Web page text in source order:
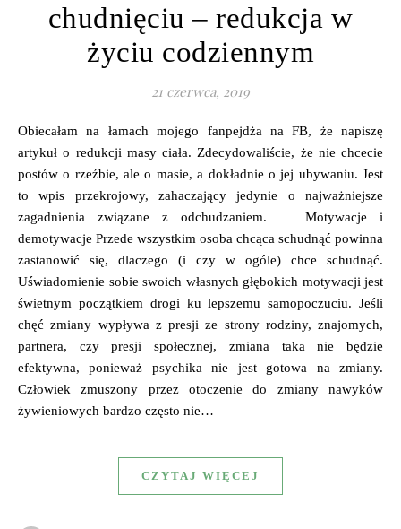
chudnięciu – redukcja w
życiu codziennym
21 czerwca, 2019
Obiecałam na łamach mojego fanpejdża na FB, że napiszę
artykuł o redukcji masy ciała. Zdecydowaliście, że nie chcecie
postów o rzeźbie, ale o masie, a dokładnie o jej ubywaniu. Jest
to wpis przekrojowy, zahaczający jedynie o najważniejsze
zagadnienia związane z odchudzaniem. Motywacje i
demotywacje Przede wszystkim osoba chcąca schudnąć powinna
zastanowić się, dlaczego (i czy w ogóle) chce schudnąć.
Uświadomienie sobie swoich własnych głębokich motywacji jest
świetnym początkiem drogi ku lepszemu samopoczuciu. Jeśli
chęć zmiany wypływa z presji ze strony rodziny, znajomych,
partnera, czy presji społecznej, zmiana taka nie będzie
efektywna, ponieważ psychika nie jest gotowa na zmiany.
Człowiek zmuszony przez otoczenie do zmiany nawyków
żywieniowych bardzo często nie…
CZYTAJ WIĘCEJ